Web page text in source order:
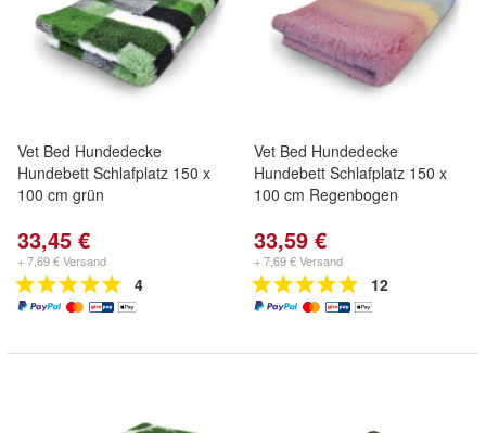
Vet Bed Hundedecke
Hundebett Schlafplatz 150 x
100 cm grün
33,45 €
+ 7,69 € Versand
4
Vet Bed Hundedecke
Hundebett Schlafplatz 150 x
100 cm Regenbogen
33,59 €
+ 7,69 € Versand
12